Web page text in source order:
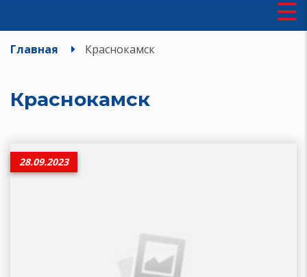
Главная Краснокамск
Краснокамск
28.09.2023